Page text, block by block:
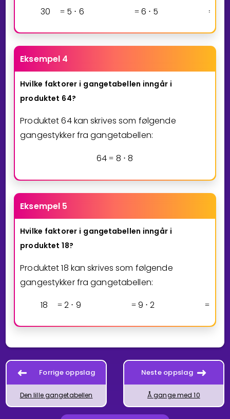
30 = 5 ⋅ 6 = 6 ⋅ 5 =
Eksempel 4
Hvilke faktorer i gangetabellen inngår i
produktet 64?
Produktet 64 kan skrives som følgende
gangestykker fra gangetabellen:
64 = 8 ⋅ 8
Eksempel 5
Hvilke faktorer i gangetabellen inngår i
produktet 18?
Produktet 18 kan skrives som følgende
gangestykker fra gangetabellen:
18 = 2 ⋅ 9 = 9 ⋅ 2 =
Forrige oppslag
Den lille gangetabellen
Neste oppslag
Å gange med 10